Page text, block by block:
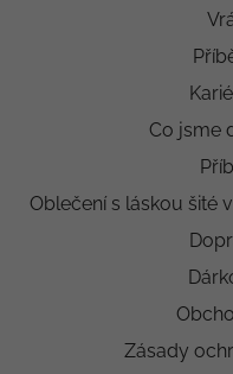
Co jsme
Oblečení s láskou šité
Zásady